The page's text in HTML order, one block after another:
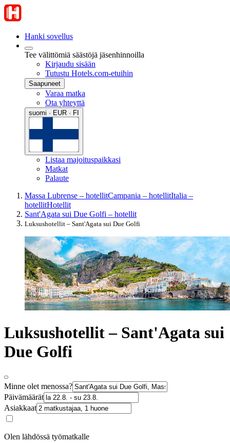
Hanki sovellus
Tee välittömiä säästöjä jäsenhinnoilla
Kirjaudu sisään
Tutustu Hotels.com-etuihin
Saapuneet
Varaa matka
Ota yhteyttä
suomi · EUR · FI
Listaa majoituspaikkasi
Matkat
Palaute
Massa Lubrense – hotellitCampania – hotellitItalia –
hotellitHotellit
Sant'Agata sui Due Golfi – hotellit
Luksushotellit – Sant'Agata sui Due Golfi
Luksushotellit – Sant'Agata sui
Due Golfi
Minne olet menossa?
Päivämäärät
Asiakkaat
Olen lähdössä työmatkalle